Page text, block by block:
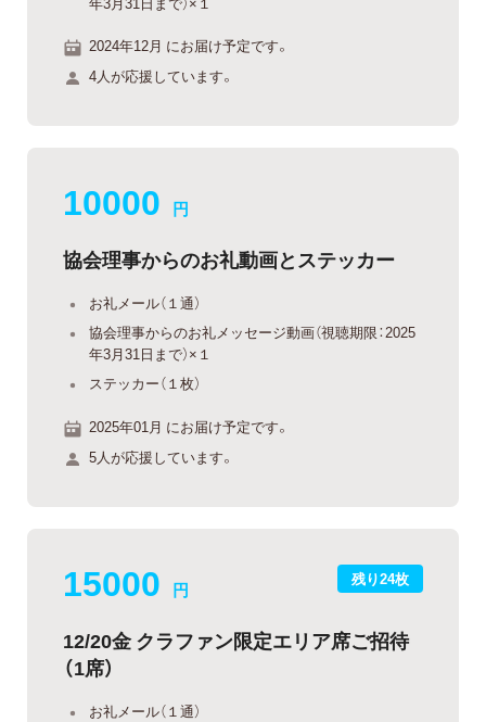
2024年12月 にお届け予定です。
4人が応援しています。
10000 円
協会理事からのお礼動画とステッカー
お礼メール（１通）
協会理事からのお礼メッセージ動画（視聴期限：2025
年3月31日まで）×１
ステッカー（１枚）
2025年01月 にお届け予定です。
5人が応援しています。
残り24枚
15000 円
12/20金 クラファン限定エリア席ご招待
（1席）
お礼メール（１通）